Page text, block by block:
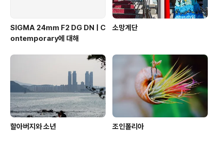
SIGMA 24mm F2 DG DN | C
ontemporary에 대해
소망계단
할아버지와 소년 조인폴리아